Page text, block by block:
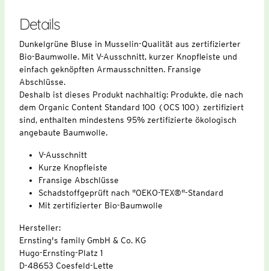
Details
Dunkelgrüne Bluse in Musselin-Qualität aus zertifizierter
Bio-Baumwolle. Mit V-Ausschnitt, kurzer Knopfleiste und
einfach geknöpften Armausschnitten. Fransige
Abschlüsse.
Deshalb ist dieses Produkt nachhaltig: Produkte, die nach
dem Organic Content Standard 100 (OCS 100) zertifiziert
sind, enthalten mindestens 95% zertifizierte ökologisch
angebaute Baumwolle.
V-Ausschnitt
Kurze Knopfleiste
Fransige Abschlüsse
Schadstoffgeprüft nach "OEKO-TEX®"-Standard
Mit zertifizierter Bio-Baumwolle
Hersteller:
Ernsting's family GmbH & Co. KG
Hugo-Ernsting-Platz 1
D-48653 Coesfeld-Lette